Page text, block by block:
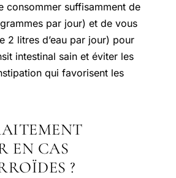
consommer suffisamment de
par jour) et de vous
2 litres d’eau par jour) pour
intestinal sain et éviter les
qui favorisent les
EN CAS
?